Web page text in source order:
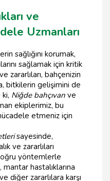
ve
Uzmanları
sağlığını korumak,
sağlamak için kritik
zararlıları, bahçenizin
bitkilerin gelişimini de
Niğde bahçıvan ve
ekiplerimiz, bu
etmeniz için
sayesinde,
ve zararlıları
yöntemlerle
hastalıklarına
diğer zararlılara karşı